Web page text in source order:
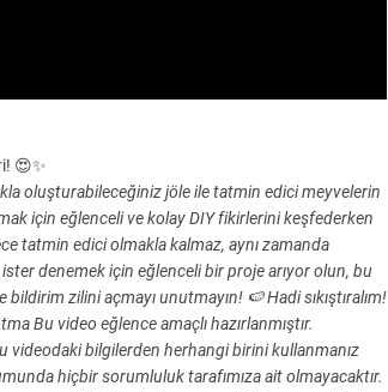
😍✨
oluşturabileceğiniz jöle ile tatmin edici meyvelerin
için eğlenceli ve kolay DIY fikirlerini keşfederken
tatmin edici olmakla kalmaz, aynı zamanda
ister denemek için eğlenceli bir proje arıyor olun, bu
zilini açmayı unutmayın! 🍉 Hadi sıkıştıralım!
Bu video eğlence amaçlı hazırlanmıştır.
bilgilerden herhangi birini kullanmanız
hiçbir sorumluluk tarafımıza ait olmayacaktır.